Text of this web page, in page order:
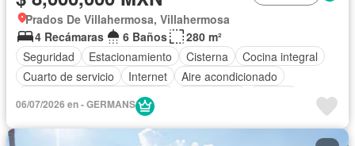
Prados De Villahermosa, Villahermosa
4 Recámaras
6 Baños
280 m²
Seguridad
Estacionamiento Cisterna
Cocina integral
Cuarto de servicio
Internet
Aire acondicionado
Circuito cerrado de televisión
Cuarto de Limpieza
Despacho
06/07/2026 en - GERMANS